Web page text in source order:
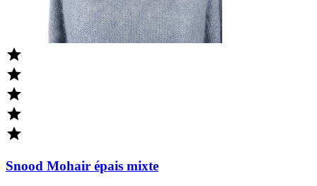





Snood Mohair épais mixte